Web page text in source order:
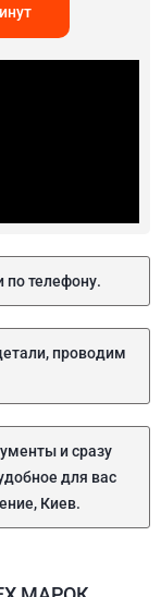
по телефону.
проводим
и сразу
для вас
Киев.